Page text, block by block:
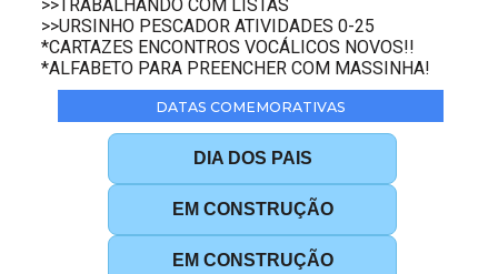
>>TRABALHANDO COM LISTAS
>>URSINHO PESCADOR ATIVIDADES 0-25
*CARTAZES ENCONTROS VOCÁLICOS NOVOS!!
*ALFABETO PARA PREENCHER COM MASSINHA!
DATAS COMEMORATIVAS
DIA DOS PAIS
EM CONSTRUÇÃO
EM CONSTRUÇÃO